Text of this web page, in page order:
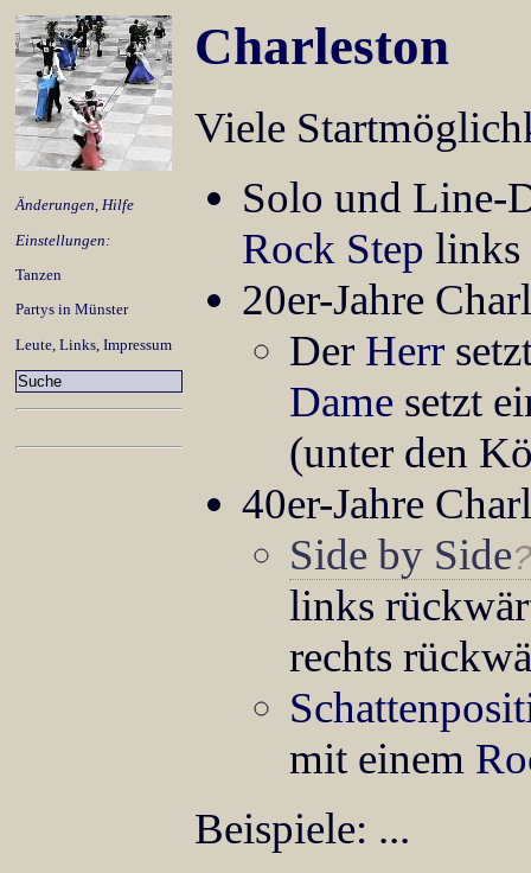
Änderungen, Hilfe
Einstellungen:
Tanzen
Partys in Münster
Leute Links Impressum
Charleston
Viele
Solo und Line-
Rock Step links
20er-Jahre
Der Herr
Dame setzt
(unter den
40er-Jahre
Side by Side
links
rechts
mit einem
Beispiele: ...